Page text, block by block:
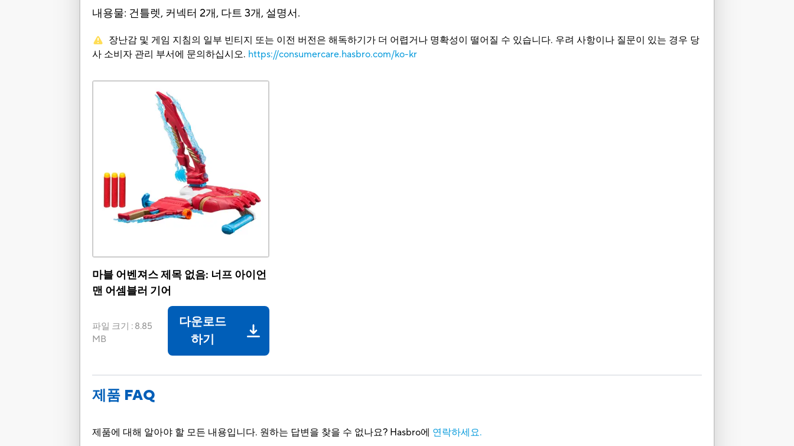
내용물: 건틀렛, 커넥터 2개, 다트 3개, 설명서.
장난감 및 게임 지침의 일부 빈티지 또는 이전 버전은 해독하기가 더 어렵거나 명확성이 떨어질 수 있습니다. 우려 사항이나 질문이 있는 경우 당
사 소비자 관리 부서에 문의하십시오. https://consumercare.hasbro.com/ko-kr
마블 어벤져스 제목 없음: 너프 아이언
맨 어셈블러 기어
파일 크기 : 8.85
MB
다운로드
하기
제품 FAQ
제품에 대해 알아야 할 모든 내용입니다. 원하는 답변을 찾을 수 없나요? Hasbro에 연락하세요.